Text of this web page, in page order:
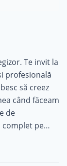
Te invit la
profesională
când făceam
de
pe